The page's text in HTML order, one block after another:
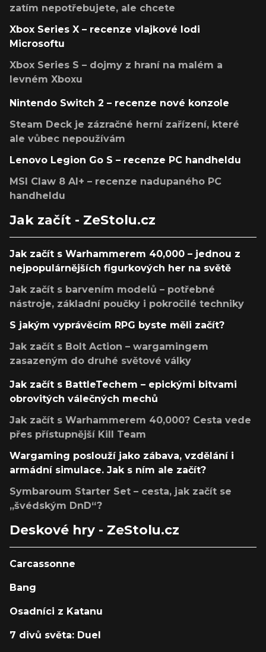
zatím nepotřebujete, ale chcete
Xbox Series X – recenze vlajkové lodi
Microsoftu
Xbox Series S – dojmy z hraní na malém a
levném Xboxu
Nintendo Switch 2 – recenze nové konzole
Steam Deck je zázračné herní zařízení, které
ale vůbec nepoužívám
Lenovo Legion Go S – recenze PC handheldu
MSI Claw 8 AI+ – recenze nadupaného PC
handheldu
Jak začít - ZeStolu.cz
Jak začít s Warhammerem 40,000 – jednou z
nejpopulárnějších figurkových her na světě
Jak začít s barvením modelů – potřebné
nástroje, základní poučky i pokročilé techniky
S jakým vyprávěcím RPG byste měli začít?
Jak začít s Bolt Action – wargamingem
zasazeným do druhé světové války
Jak začít s BattleTechem – epickými bitvami
obrovitých válečných mechů
Jak začít s Warhammerem 40,000? Cesta vede
přes přístupnější Kill Team
Wargaming poslouží jako zábava, vzdělání i
armádní simulace. Jak s ním ale začít?
Symbaroum Starter Set – cesta, jak začít se
„švédským DnD“?
Deskové hry - ZeStolu.cz
Carcassonne
Bang
Osadníci z Katanu
7 divů světa: Duel